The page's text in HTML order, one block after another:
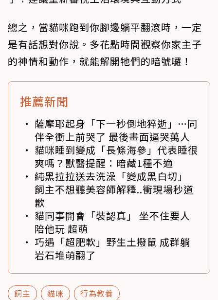
總之，當貓咪跑到你腳邊躺平翻滾時，一定
是有話想對你說。多花點時間觀察你家主子
的神情和動作，就能解開牠們的暗號囉！
推薦新聞
薩摩耶起身「下一秒倒地猝逝」…同
伴全衝上前哭了 最後畫面逼哭萬人
貓咪睡到變成「長條海參」代表睡很
爽嗎？獸醫提醒：暗藏1種不適
純黑拉拉送去洗澡「變成黑白切」
飼主不想聽美容師解釋..衝現場秒道
歉
貓同事開會「裝認真」 坐不住要人
陪他玩 超萌
巧遇「超肥軟」野生土撥鼠 成群躺
岩石堆萌翻了
飼主 貓咪 行為教養